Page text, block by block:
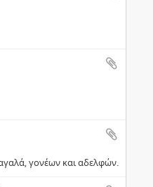
γονέων και αδελφών.